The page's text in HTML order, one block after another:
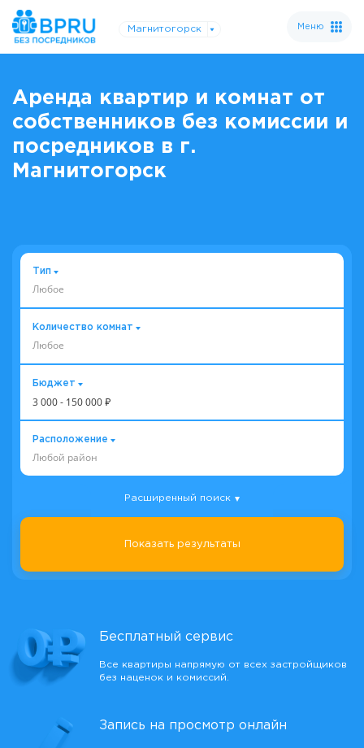
Магнитогорск Меню
Аренда квартир и комнат от
собственников без комиссии и
посредников в г.
Магнитогорск
Тип
Любое
Количество комнат
Любое
Бюджет
3 000- 150 000 ₽
Расположение
Любой район
Показать результаты
Расширенный поиск
Бесплатный сервис
Все квартиры напрямую от всех застройщиков
без наценок и комиссий.
Запись на просмотр онлайн